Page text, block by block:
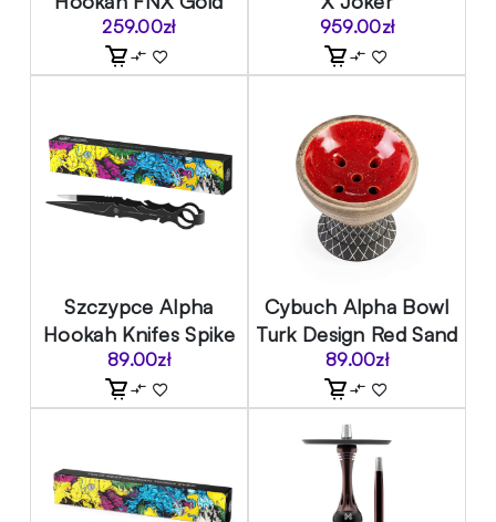
259.00zł 959.00zł
Szczypce Alpha
Hookah Knifes Spike
89.00zł
Cybuch Alpha Bowl
Turk Design Red Sand
89.00zł